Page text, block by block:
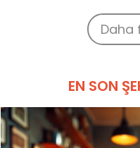
Daha
EN SON